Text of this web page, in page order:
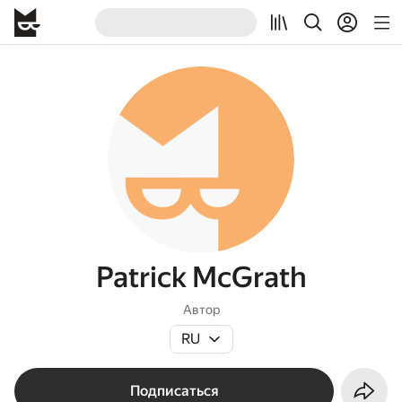
Patrick McGrath
Автор
RU
Подписаться